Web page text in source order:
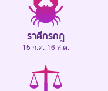
ราศีกรกฎ
15 ก.ค.-16 ส.ค.